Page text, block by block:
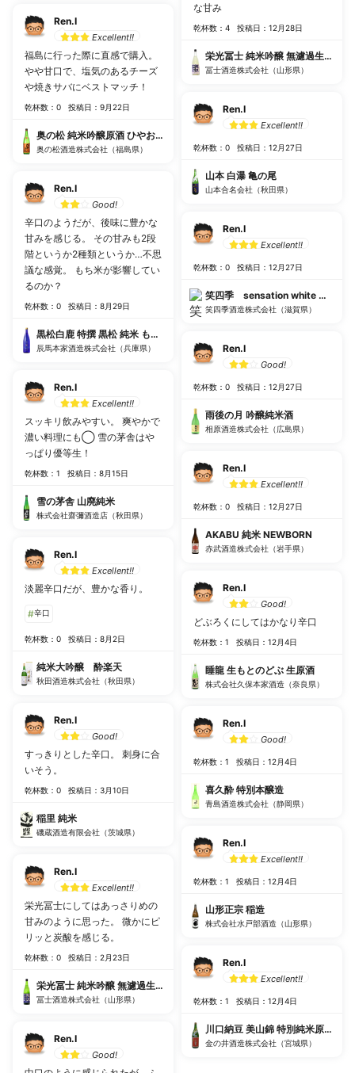
Ren.I
Excellent!!
福島に行った際に直感で購入。
やや甘口で、塩気のあるチーズ
や焼きサバにベストマッチ！
乾杯数：0 投稿日：9月22日
奥の松 純米吟醸原酒 ひやおろし
奥の松酒造株式会社（福島県）
Ren.I
Good!
辛口のようだが、後味に豊かな
甘みを感じる。 その甘みも2段
階というか2種類というか…不思
議な感覚。 もち米が影響してい
るのか？
乾杯数：0 投稿日：8月29日
黒松白鹿 特撰 黒松 純米 もち四段仕込
辰馬本家酒造株式会社（兵庫県）
Ren.I
Excellent!!
スッキリ飲みやすい。 爽やかで
濃い料理にも◯ 雪の茅舎はや
っぱり優等生！
乾杯数：1 投稿日：8月15日
雪の茅舎 山廃純米
株式会社齋彌酒造店（秋田県）
Ren.I
Excellent!!
淡麗辛口だが、豊かな香り。
#辛口
乾杯数：0 投稿日：8月2日
純米大吟醸 酔楽天
秋田酒造株式会社（秋田県）
Ren.I
Good!
すっきりとした辛口。 刺身に合
いそう。
乾杯数：0 投稿日：3月10日
稲里 純米
磯蔵酒造有限会社（茨城県）
Ren.I
Excellent!!
栄光冨士にしてはあっさりめの
甘みのように思った。 微かにピ
リッと炭酸を感じる。
乾杯数：0 投稿日：2月23日
栄光冨士 純米吟醸 無濾過生原酒 しぼりたて 仙龍
冨士酒造株式会社（山形県）
Ren.I
Good!
な甘み
乾杯数：4 投稿日：12月28日
栄光冨士 純米吟醸 無濾過生原酒
冨士酒造株式会社（山形県）
Ren.I
Excellent!!
乾杯数：0 投稿日：12月27日
山本 白瀑 亀の尾
山本合名会社（秋田県）
Ren.I
Excellent!!
乾杯数：0 投稿日：12月27日
笑四季 sensation white 生酒
笑四季酒造株式会社（滋賀県）
Ren.I
Good!
乾杯数：0 投稿日：12月27日
雨後の月 吟醸純米酒
相原酒造株式会社（広島県）
Ren.I
Excellent!!
乾杯数：0 投稿日：12月27日
AKABU 純米 NEWBORN
赤武酒造株式会社（岩手県）
Ren.I
Good!
どぶろくにしてはかなり辛口
乾杯数：1 投稿日：12月4日
睡龍 生もとのどぶ 生原酒
株式会社久保本家酒造（奈良県）
Ren.I
Good!
乾杯数：1 投稿日：12月4日
喜久酔 特別本醸造
青島酒造株式会社（静岡県）
Ren.I
Excellent!!
乾杯数：1 投稿日：12月4日
山形正宗 稲造
株式会社水戸部酒造（山形県）
Ren.I
Excellent!!
乾杯数：1 投稿日：12月4日
川口納豆 美山錦 特別純米原酒 ひ
金の井酒造株式会社（宮城県）